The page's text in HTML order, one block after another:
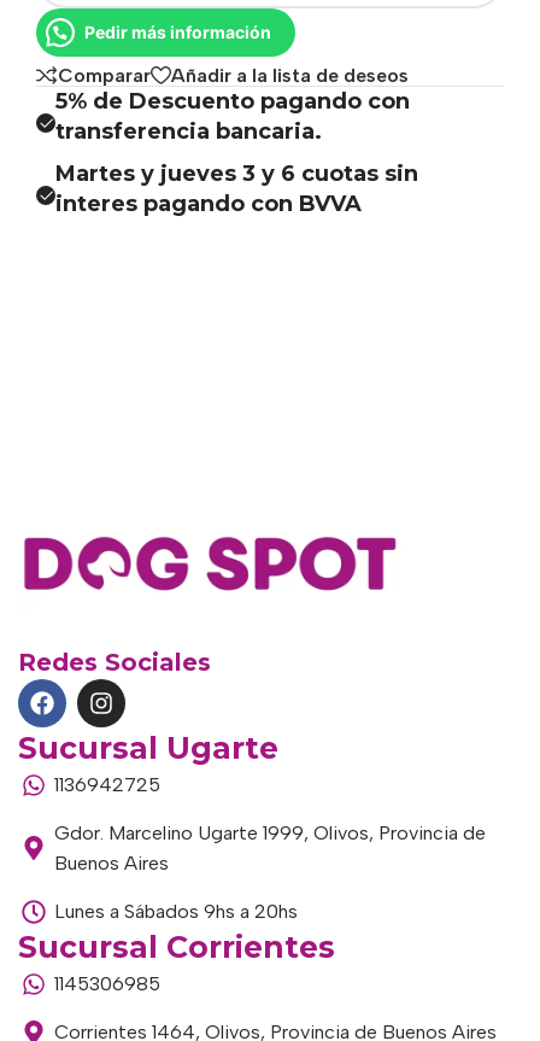
Pedir más información
Comparar Añadir a la lista de deseos
5% de Descuento pagando con
transferencia bancaria.
Martes y jueves 3 y 6 cuotas sin
interes pagando con BVVA
Redes Sociales
Sucursal Ugarte
1136942725
Gdor. Marcelino Ugarte 1999, Olivos, Provincia de
Buenos Aires
Lunes a Sábados 9hs a 20hs
Sucursal Corrientes
1145306985
Corrientes 1464, Olivos, Provincia de Buenos Aires